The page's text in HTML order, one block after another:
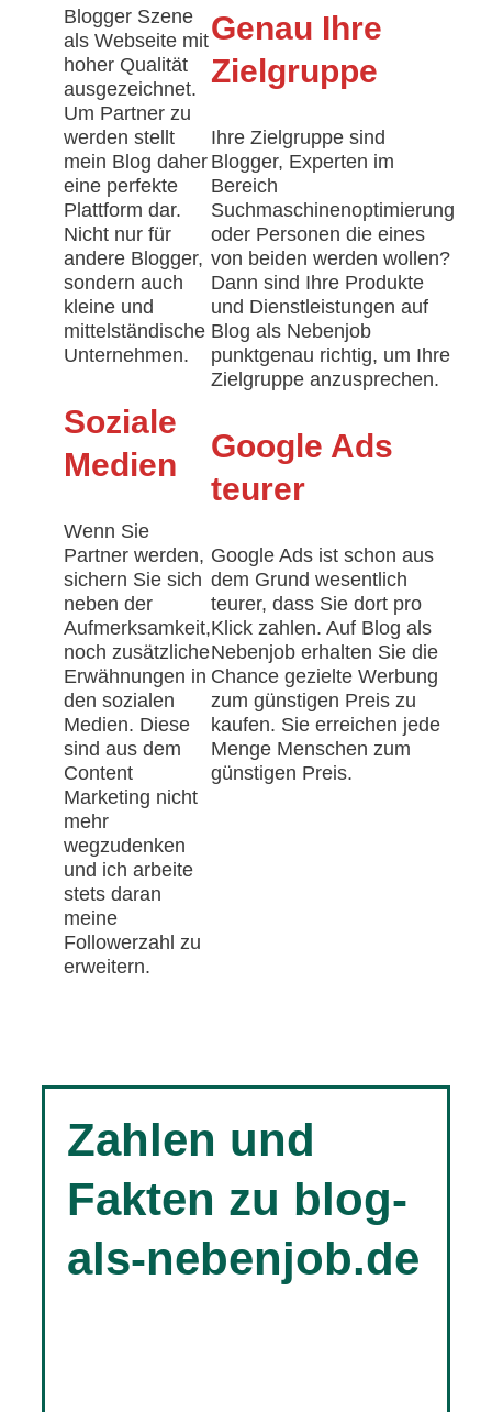
Blogger Szene
als Webseite mit
hoher Qualität
ausgezeichnet.
Um Partner zu
werden stellt
mein Blog daher
eine perfekte
Plattform dar.
Nicht nur für
andere Blogger,
sondern auch
kleine und
mittelständische
Unternehmen.
Soziale
Medien
Wenn Sie
Partner werden,
sichern Sie sich
neben der
Aufmerksamkeit,
noch zusätzliche
Erwähnungen in
den sozialen
Medien. Diese
sind aus dem
Content
Marketing nicht
mehr
wegzudenken
und ich arbeite
stets daran
meine
Followerzahl zu
erweitern.
Genau Ihre
Zielgruppe
Ihre Zielgruppe sind
Blogger, Experten im
Bereich
Suchmaschinenoptimierung
oder Personen die eines
von beiden werden wollen?
Dann sind Ihre Produkte
und Dienstleistungen auf
Blog als Nebenjob
punktgenau richtig, um Ihre
Zielgruppe anzusprechen.
Google Ads
teurer
Google Ads ist schon aus
dem Grund wesentlich
teurer, dass Sie dort pro
Klick zahlen. Auf Blog als
Nebenjob erhalten Sie die
Chance gezielte Werbung
zum günstigen Preis zu
kaufen. Sie erreichen jede
Menge Menschen zum
günstigen Preis.
Zahlen und
Fakten zu blog-
als-nebenjob.de